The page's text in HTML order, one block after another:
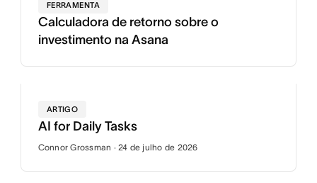
FERRAMENTA
Calculadora de retorno sobre o
investimento na Asana
ARTIGO
AI for Daily Tasks
Connor Grossman · 24 de julho de 2026